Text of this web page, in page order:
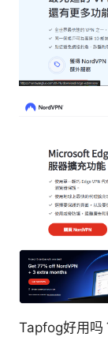
Tapfog好用吗